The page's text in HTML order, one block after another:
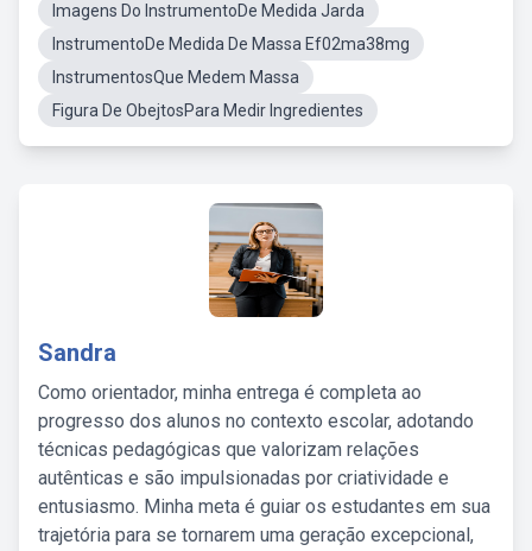
Imagens Do InstrumentoDe Medida Jarda
InstrumentoDe Medida De Massa Ef02ma38mg
InstrumentosQue Medem Massa
Figura De ObejtosPara Medir Ingredientes
Sandra
Como orientador, minha entrega é completa ao
progresso dos alunos no contexto escolar, adotando
técnicas pedagógicas que valorizam relações
autênticas e são impulsionadas por criatividade e
entusiasmo. Minha meta é guiar os estudantes em sua
trajetória para se tornarem uma geração excepcional,